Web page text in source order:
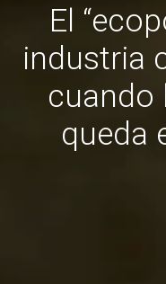
El
industria
cuando
queda